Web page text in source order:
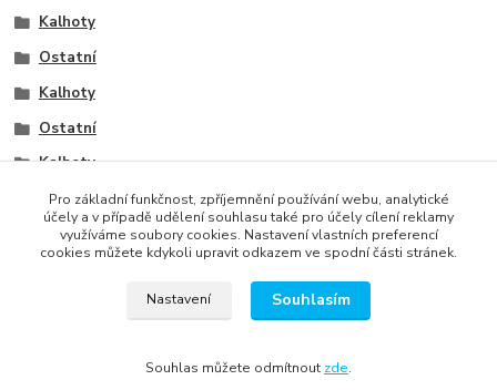
Kalhoty
Ostatní
Kalhoty
Ostatní
Kalhoty
Ostatní
Pro základní funkčnost, zpříjemnění používání webu, analytické
účely a v případě udělení souhlasu také pro účely cílení reklamy
využíváme soubory cookies. Nastavení vlastních preferencí
cookies můžete kdykoli upravit odkazem ve spodní části stránek.
Nastavení Souhlasím
Souhlas můžete odmítnout zde.